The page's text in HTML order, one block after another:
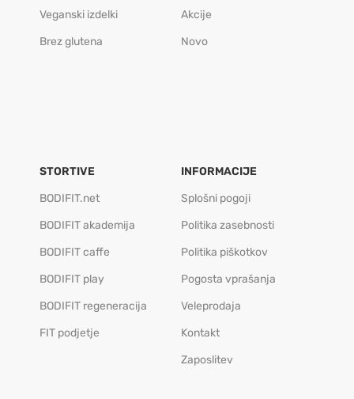
Veganski izdelki
Brez glutena
Akcije
Novo
STORTIVE
BODIFIT.net
BODIFIT akademija
BODIFIT caffe
BODIFIT play
BODIFIT regeneracija
FIT podjetje
INFORMACIJE
Splošni pogoji
Politika zasebnosti
Politika piškotkov
Pogosta vprašanja
Veleprodaja
Kontakt
Zaposlitev